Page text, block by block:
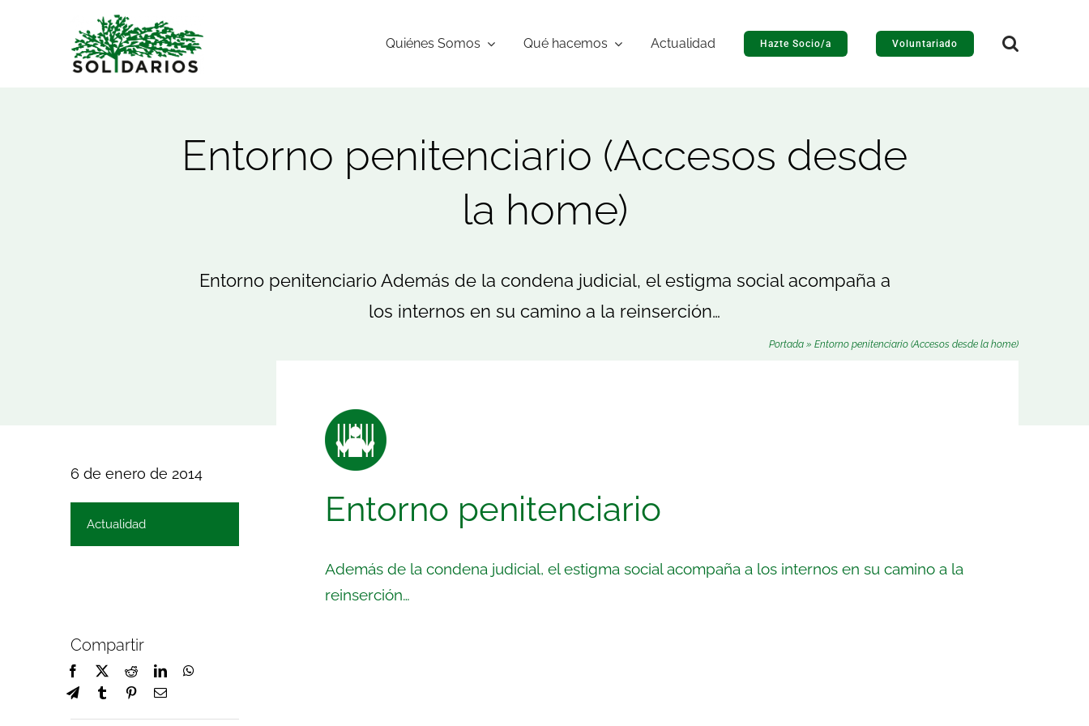
Quiénes Somos Qué hacemos Actualidad Hazte Socio/a Voluntariado
Entorno penitenciario (Accesos desde
la home)
Entorno penitenciario Además de la condena judicial, el estigma social acompaña a
los internos en su camino a la reinserción…
Portada » Entorno penitenciario (Accesos desde la home)
6 de enero de 2014
Actualidad
Compartir
Entorno penitenciario
Además de la condena judicial, el estigma social acompaña a los internos en su camino a la
reinserción…